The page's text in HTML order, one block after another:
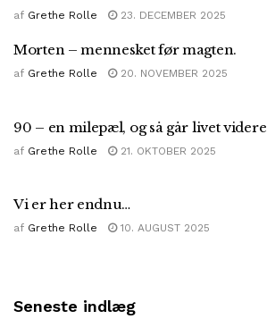
af Grethe Rolle 23. DECEMBER 2025
Morten – mennesket før magten.
af Grethe Rolle 20. NOVEMBER 2025
90 – en milepæl, og så går livet
af Grethe Rolle 21. OKTOBER 2025
Vi er her endnu…
af Grethe Rolle 10. AUGUST 2025
Seneste indlæg